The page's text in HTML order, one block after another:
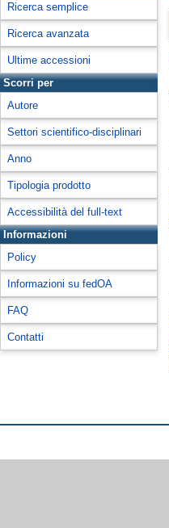
Ricerca semplice
Ricerca avanzata
Ultime accessioni
Scorri per
Autore
Settori scientifico-disciplinari
Anno
Tipologia prodotto
Accessibilità del full-text
Informazioni
Policy
Informazioni su fedOA
FAQ
Contatti